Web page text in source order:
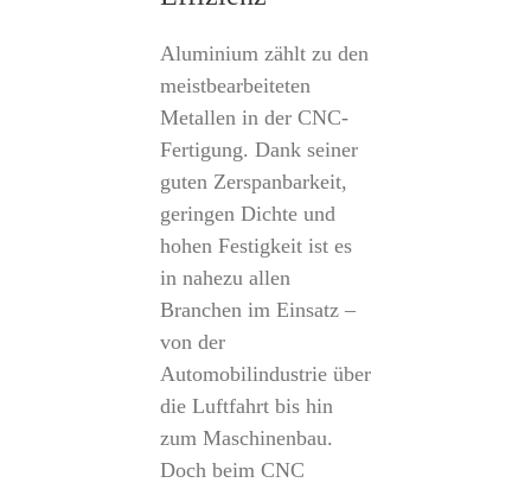
Aluminium zählt zu den
meistbearbeiteten
Metallen in der CNC-
Fertigung. Dank seiner
guten Zerspanbarkeit,
geringen Dichte und
hohen Festigkeit ist es
in nahezu allen
Branchen im Einsatz –
von der
Automobilindustrie über
die Luftfahrt bis hin
zum Maschinenbau.
Doch beim CNC